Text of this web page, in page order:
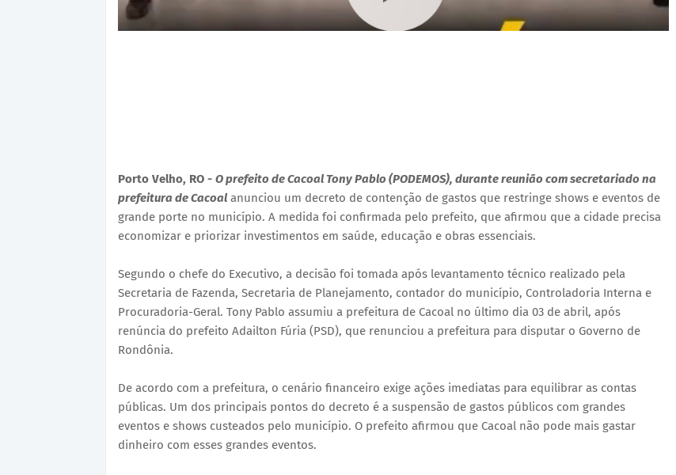
Porto Velho, RO - O prefeito de Cacoal Tony Pablo (PODEMOS), durante reunião com secretariado na
prefeitura de Cacoal anunciou um decreto de contenção de gastos que restringe shows e eventos de
grande porte no município. A medida foi confirmada pelo prefeito, que afirmou que a cidade precisa
economizar e priorizar investimentos em saúde, educação e obras essenciais.
Segundo o chefe do Executivo, a decisão foi tomada após levantamento técnico realizado pela
Secretaria de Fazenda, Secretaria de Planejamento, contador do município, Controladoria Interna e
Procuradoria-Geral. Tony Pablo assumiu a prefeitura de Cacoal no último dia 03 de abril, após
renúncia do prefeito Adailton Fúria (PSD), que renunciou a prefeitura para disputar o Governo de
Rondônia.
De acordo com a prefeitura, o cenário financeiro exige ações imediatas para equilibrar as contas
públicas. Um dos principais pontos do decreto é a suspensão de gastos públicos com grandes
eventos e shows custeados pelo município. O prefeito afirmou que Cacoal não pode mais gastar
dinheiro com esses grandes eventos.